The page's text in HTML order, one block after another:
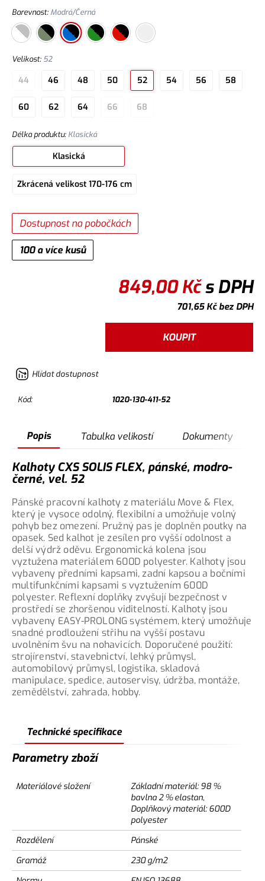
Barevnost:Modrá/Černá
Velikost: 52
44 46 48 50 52 54 56 58
60 62 64 66 68
Délka produktu: Klasická
Klasická
Zkrácená velikost 170-176 cm
100 a více kusů
Dostupnost na pobočkách
849,00Kčs DPH
701,65Kčbez DPH
KOUPIT
Hlídat dostupnost
Kód: 1020-130-411-52
Popis Tabulka velikostí Dokumenty
Kalhoty CXS SOLIS FLEX, pánské, modro-
černé, vel. 52
Pánské pracovní kalhoty z materiálu Move & Flex,
který je vysoce odolný, flexibilní a umožňuje volný
pohyb bez omezení. Pružný pas je doplněn poutky na
opasek. Sed kalhot je zesílen pro vyšší odolnost a
delší výdrž oděvu. Ergonomická kolena jsou
vyztužena materiálem 600D polyester. Kalhoty jsou
vybaveny předními kapsami, zadní kapsou a bočními
multifunkčními kapsami s vyztužením 600D
polyester. Reflexní doplňky zvyšují bezpečnost v
prostředí se zhoršenou viditelností. Kalhoty jsou
vybaveny EASY-PROLONG systémem, který umožňuje
snadné prodloužení střihu na vyšší postavu
uvolněním švu na nohavicích. Doporučené použití:
strojírenství, stavebnictví, lehký průmysl,
automobilový průmysl, logistika, skladová
manipulace, spedice, autoservisy, údržba, montáže,
zemědělství, zahrada, hobby.
Technické specifikace
Parametry zboží
Materiálové složení
Základní materiál: 98 %
bavlna 2 % elastan,
Doplňkový materiál: 600D
polyester
Rozdělení
Pánské
Gramáž
230 g/m2